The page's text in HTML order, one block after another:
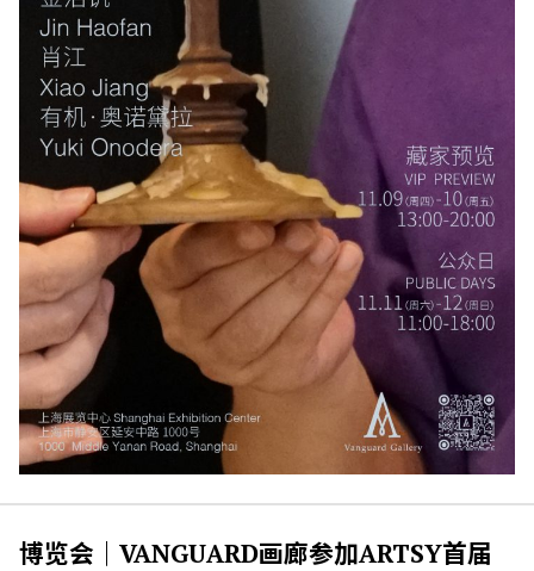
博览会｜VANGUARD画廊参加ARTSY首届